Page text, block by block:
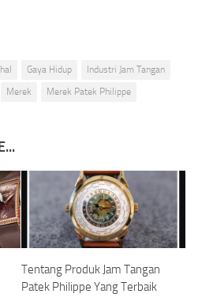
Gaya Hidup
Industri Jam Tangan
Merek Merek Patek Philippe
Tentang Produk Jam Tangan
Patek Philippe Yang Terbaik